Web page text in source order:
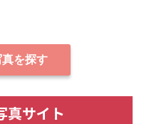
を探す
真サイト